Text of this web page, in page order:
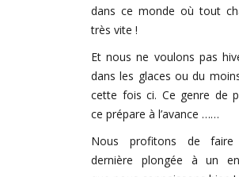
dans ce monde où tout
très vite !
Et nous ne voulons pas
dans les glaces ou du
cette fois ci. Ce genre de
ce prépare à l’avance ……
Nous profitons de faire
dernière plongée à un